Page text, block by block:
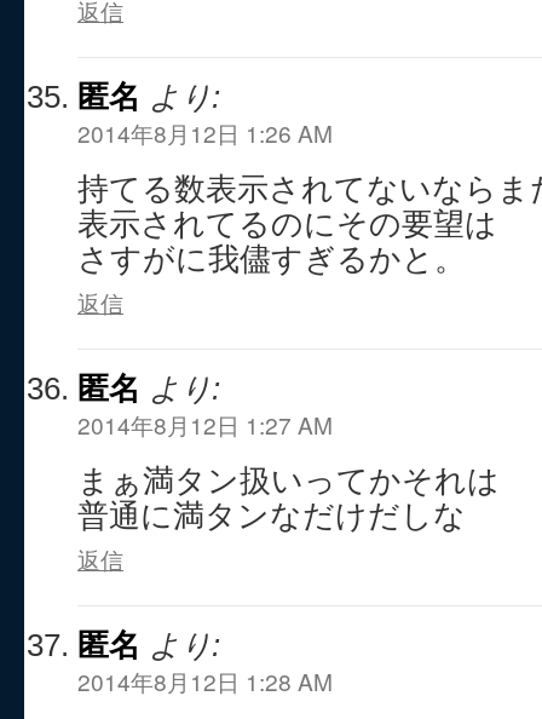
返信
匿名 より:
2014年8月12日 1:26 AM
持てる数表示されてないならま
表示されてるのにその要望は
さすがに我儘すぎるかと。
返信
匿名 より:
2014年8月12日 1:27 AM
まぁ満タン扱いってかそれは
普通に満タンなだけだしな
返信
匿名 より:
2014年8月12日 1:28 AM